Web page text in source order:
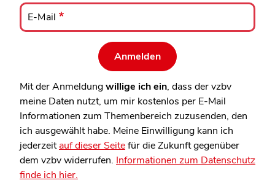
E-
Mail
E-Mail
Mit der Anmeldungwillige ich ein, dass der vzbv
meine Daten nutzt, um mir kostenlos per E-Mail
Informationen zum Themenbereich zuzusenden, den
ich ausgewählt habe. Meine Einwilligung kann ich
jederzeitauf dieser Seitefür die Zukunft gegenüber
dem vzbv widerrufen. Informationen zum Datenschutz
finde ich hier.